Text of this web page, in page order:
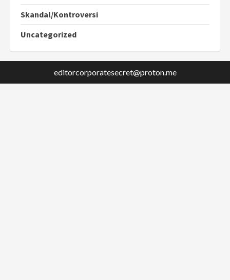
Skandal/Kontroversi
Uncategorized
editorcorporatesecret@proton.me